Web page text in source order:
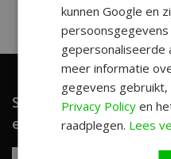
Schrijf je in en
en leuke tips!
kunnen Google en
gepersonaliseerde
meer informatie
gegevens
Privacy Policy en
raadplegen. Lees